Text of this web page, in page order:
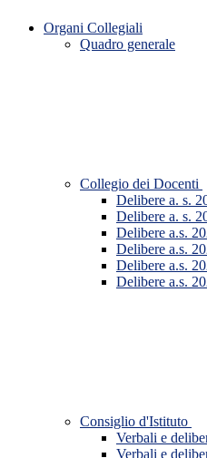
Organi Collegiali
Quadro generale
Collegio dei Docenti
Delibere a. s.
Delibere a. s.
Delibere a.s.
Delibere a.s.
Delibere a.s.
Delibere a.s.
Consiglio d'Istituto
Verbali e
Verbali e